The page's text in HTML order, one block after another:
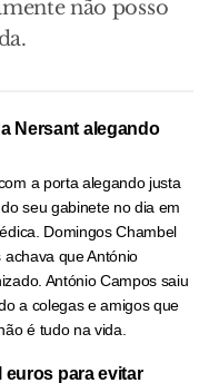
não posso
Nersant alegando
a porta alegando justa
seu gabinete no dia em
Domingos Chambel
que António
António Campos saiu
a colegas e amigos que
é tudo na vida.
euros para evitar